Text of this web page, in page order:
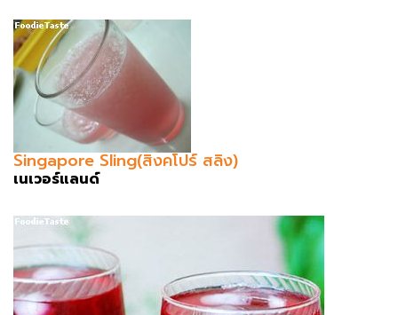
Singapore Sling(สิงคโปร์ สลิง)
เนเวอร์แลนด์